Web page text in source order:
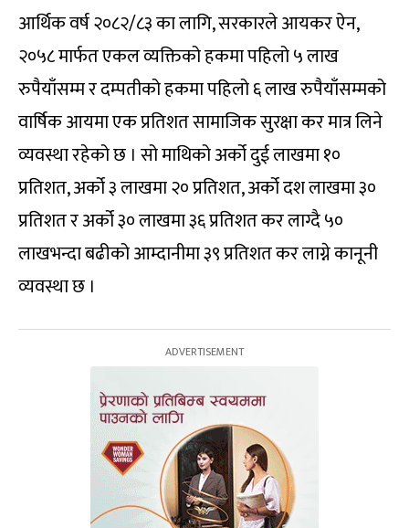
आर्थिक वर्ष २०८२/८३ का लागि, सरकारले आयकर ऐन,
२०५८ मार्फत एकल व्यक्तिको हकमा पहिलो ५ लाख
रुपैयाँसम्म र दम्पतीको हकमा पहिलो ६ लाख रुपैयाँसम्मको
वार्षिक आयमा एक प्रतिशत सामाजिक सुरक्षा कर मात्र लिने
व्यवस्था रहेको छ । सो माथिको अर्को दुई लाखमा १०
प्रतिशत, अर्को ३ लाखमा २० प्रतिशत, अर्को दश लाखमा ३०
प्रतिशत र अर्को ३० लाखमा ३६ प्रतिशत कर लाग्दै ५०
लाखभन्दा बढीको आम्दानीमा ३९ प्रतिशत कर लाग्ने कानूनी
व्यवस्था छ ।